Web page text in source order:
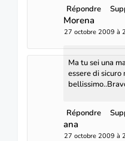
Répondre
Morena
27 octobre 2009 à
Ma tu sei una
essere di
Répondre
ana
27 octobre 2009 à